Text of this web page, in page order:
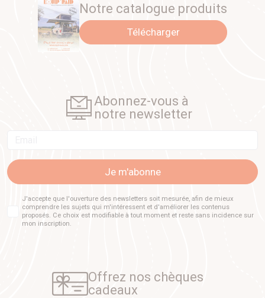
Notre catalogue produits
Télécharger
Abonnez-vous à
notre newsletter
Je m'abonne
J'accepte que l'ouverture des newsletters soit mesurée, afin de mieux
comprendre les sujets qui m'intéressent et d'améliorer les contenus
proposés. Ce choix est modifiable à tout moment et reste sans incidence sur
mon inscription.
Offrez nos chèques
cadeaux